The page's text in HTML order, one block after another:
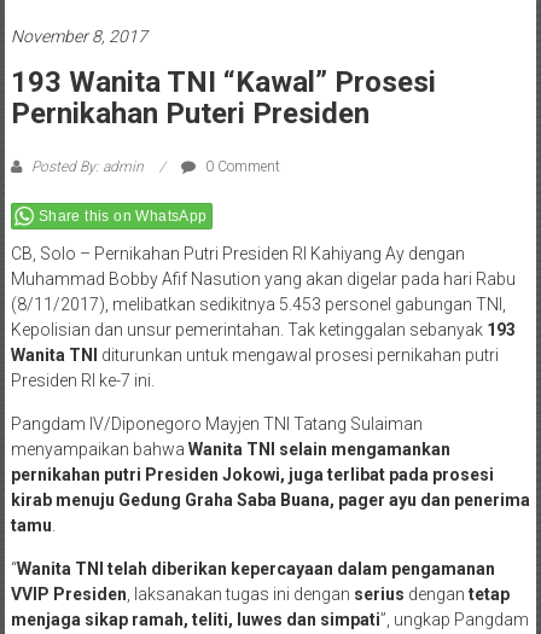
November 8, 2017
193 Wanita TNI “Kawal” Prosesi
Pernikahan Puteri Presiden
Posted By: admin 0 Comment
Share this on WhatsApp
CB, Solo – Pernikahan Putri Presiden RI Kahiyang Ay dengan
Muhammad Bobby Afif Nasution yang akan digelar pada hari Rabu
(8/11/2017), melibatkan sedikitnya 5.453 personel gabungan TNI,
Kepolisian dan unsur pemerintahan. Tak ketinggalan sebanyak193
Wanita TNI diturunkan untuk mengawal prosesi pernikahan putri
Presiden RI ke-7 ini.
Pangdam IV/Diponegoro Mayjen TNI Tatang Sulaiman
menyampaikan bahwa Wanita TNI selain mengamankan
pernikahan putri Presiden Jokowi, juga terlibat pada prosesi
kirab menuju Gedung Graha Saba Buana, pager ayu dan penerima
tamu.
“Wanita TNI telah diberikan kepercayaan dalam pengamanan
VVIP Presiden, laksanakan tugas ini dengan serius dengan tetap
menjaga sikap ramah, teliti, luwes dan simpati”, ungkap Pangdam